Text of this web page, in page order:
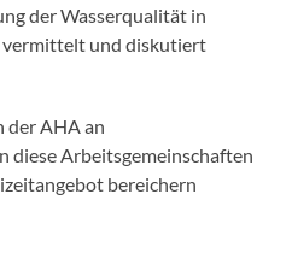
der Wasserqualität in
vermittelt und diskutiert
der AHA an
diese Arbeitsgemeinschaften
bereichern